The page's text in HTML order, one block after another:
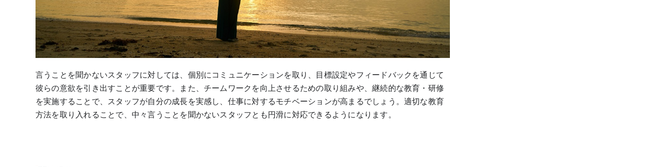
言うことを聞かないスタッフに対しては、個別にコミュニケーションを取り、目標設定やフィードバックを通じて
彼らの意欲を引き出すことが重要です。また、チームワークを向上させるための取り組みや、継続的な教育・研修
を実施することで、スタッフが自分の成長を実感し、仕事に対するモチベーションが高まるでしょう。適切な教育
方法を取り入れることで、中々言うことを聞かないスタッフとも円滑に対応できるようになります。